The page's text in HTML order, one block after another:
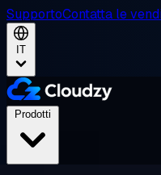
SupportoContatta le
IT